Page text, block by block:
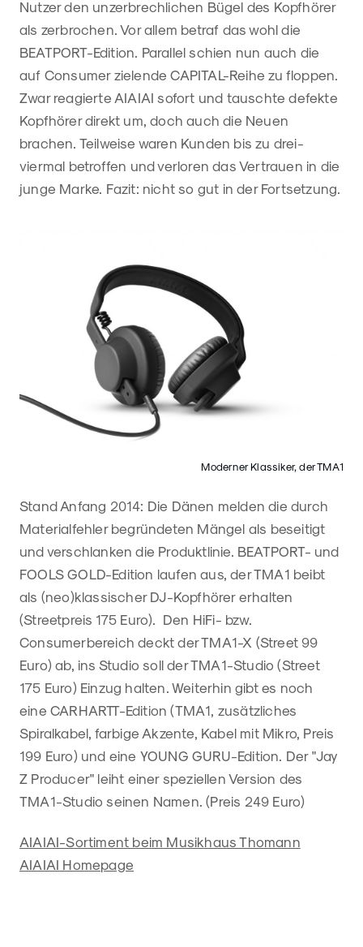
Nutzer den unzerbrechlichen Bügel des Kopfhörer
als zerbrochen. Vor allem betraf das wohl die
BEATPORT-Edition. Parallel schien nun auch die
auf Consumer zielende CAPITAL-Reihe zu floppen.
Zwar reagierte AIAIAI sofort und tauschte defekte
Kopfhörer direkt um, doch auch die Neuen
brachen. Teilweise waren Kunden bis zu drei-
viermal betroffen und verloren das Vertrauen in die
junge Marke. Fazit: nicht so gut in der Fortsetzung.
Moderner Klassiker, der TMA1
Stand Anfang 2014: Die Dänen melden die durch
Materialfehler begründeten Mängel als beseitigt
und verschlanken die Produktlinie. BEATPORT- und
FOOLS GOLD-Edition laufen aus, der TMA1 beibt
als (neo)klassischer DJ-Kopfhörer erhalten
(Streetpreis 175 Euro). Den HiFi- bzw.
Consumerbereich deckt der TMA1-X (Street 99
Euro) ab, ins Studio soll der TMA1-Studio (Street
175 Euro) Einzug halten. Weiterhin gibt es noch
eine CARHARTT-Edition (TMA1, zusätzliches
Spiralkabel, farbige Akzente, Kabel mit Mikro, Preis
199 Euro) und eine YOUNG GURU-Edition. Der "Jay
Z Producer" leiht einer speziellen Version des
TMA1-Studio seinen Namen. (Preis 249 Euro)
AIAIAI-Sortiment beim Musikhaus Thomann
AIAIAI Homepage